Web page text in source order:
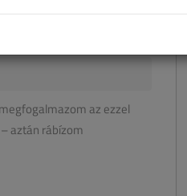
az ezzel
aztán rábízom